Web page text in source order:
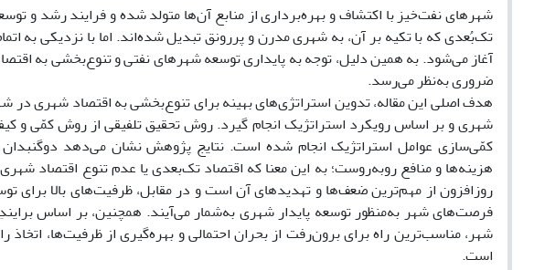
شهرهای نفت‌خیز با اکتشاف و بهره‌برداری از منابع آن‌ها متولد شده و فرایند رشد و
تک‌بُعدی که با تکیه بر آن، به شهری مدرن و پر‌رونق تبدیل شده‌اند. اما با نزدیکی به
آغاز می‌شود. به ‌همین دلیل، توجه به پایداری توسعه شهرهای نفتی و تنوع‌بخشی به
ضروری به‌نظر می‌رسد.
هدف اصلی این مقاله، تدوین استراتژی‌های بهینه برای تنوع‌بخشی به اقتصاد شهری در
شهری و بر اساس رویکرد استراتژیک انجام گیرد. روش تحقیق تلفیقی از روش کمّی و
کمّی‌سازی عوامل استراتژیک انجام شده است. نتایج پژوهش نشان می‌دهد
هزینه‌ها و منافع روبه‌روست؛ به‌ این معنا که اقتصاد تک‌بعدی یا عدم تنوع اقتصاد
روزافزون از مهم‌ترین ضعف‌ها و تهدید‌های آن است و در مقابل، ظرفیت‌های بالا برای
فرصت‌های شهر به‌منظور توسعه پایدار شهری به‌شمار می‌آیند. همچنین، بر اساس
شهر، مناسب‌ترین راه برای برون‌رفت از بحران احتمالی و بهره‌گیری از ظرفیت‌ها، اتخاذ
است.